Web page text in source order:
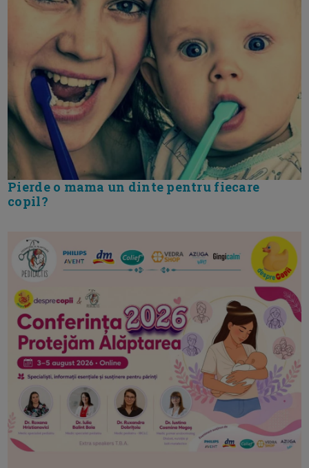
Pierde o mama un dinte pentru fiecare
copil?